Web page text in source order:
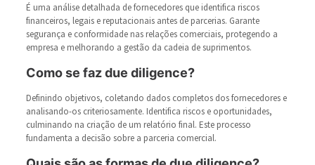
É uma análise detalhada de fornecedores que identifica riscos
financeiros, legais e reputacionais antes de parcerias. Garante
segurança e conformidade nas relações comerciais, protegendo a
empresa e melhorando a gestão da cadeia de suprimentos.
Como se faz due diligence?
Definindo objetivos, coletando dados completos dos fornecedores e
analisando-os criteriosamente. Identifica riscos e oportunidades,
culminando na criação de um relatório final. Este processo
fundamenta a decisão sobre a parceria comercial.